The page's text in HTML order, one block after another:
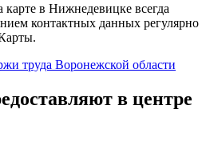
в Нижнедевицке всегда
контактных данных регулярно
труда Воронежской области
в центре